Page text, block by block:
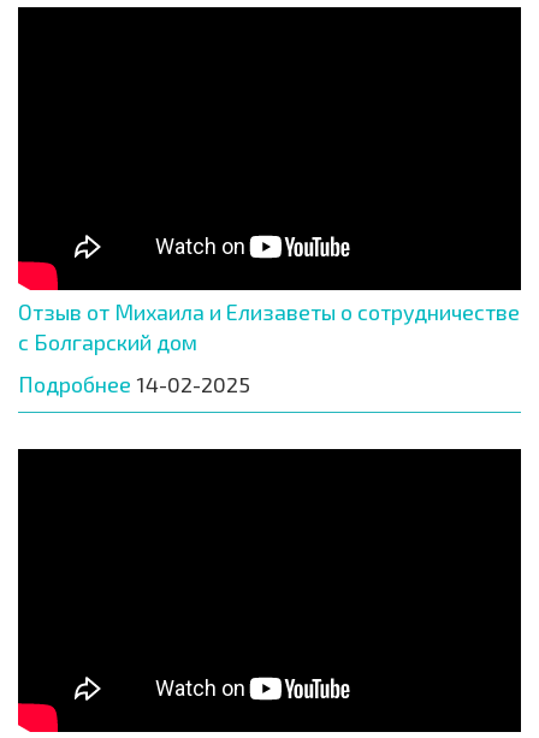
Отзыв от Михаила и Елизаветы о сотрудничестве
с Болгарский дом
Подробнее 14-02-2025